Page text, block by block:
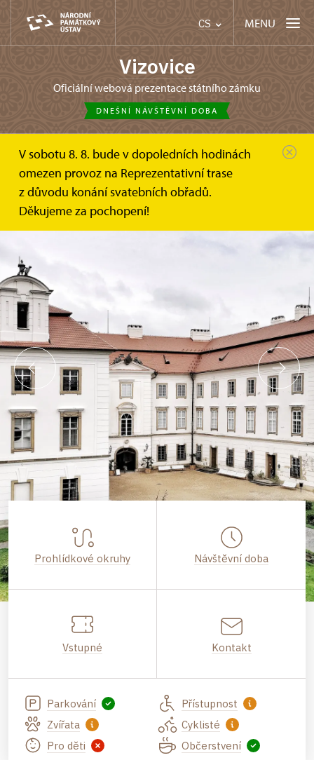
CS MENU
Vizovice
oficiální webová prezentace státního zámku
DNEŠNÍ NÁVŠTĚVNÍ DOBA
V sobotu 8. 8. bude v dopoledních hodinách
omezen provoz na Reprezentativní trase
z důvodu konání svatebních obřadů.
Děkujeme za pochopení!
Prohlídkové okruhy Návštěvní doba
Vstupné Kontakt
Parkování
Přístupnost
Zvířata
Cyklisté
Pro děti
Občerstvení